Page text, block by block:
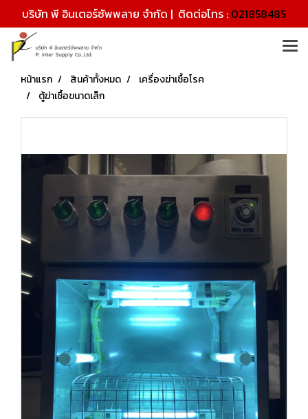
บริษัท พี อินเตอร์ซัพพลาย จำกัด | ติดต่อโทร : 021858485
หน้าแรก สินค้าทั้งหมด
เครื่องฆ่าเชื้อโรค
ตู้ฆ่าเชื้อขนาดเล็ก